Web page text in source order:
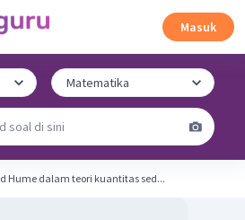
Masuk
Hume dalam teori kuantitas sed...